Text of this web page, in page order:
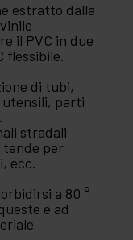
estratto dalla
il PVC in due
flessibile.
di tubi,
parti
stradali
tende per
ecc.
a 80 °
e ad